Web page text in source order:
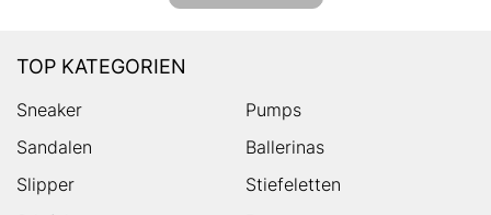
TOP KATEGORIEN
Sneaker
Pumps
Sandalen
Ballerinas
Slipper
Stiefeletten